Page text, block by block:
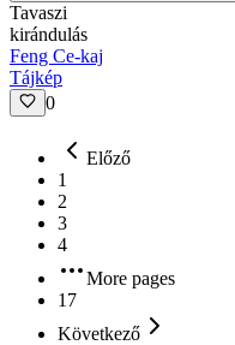
Tavaszi
kirándulás
Feng Ce-kaj
Tájkép
0
Előző
1
2
3
4
More pages
17
Következő